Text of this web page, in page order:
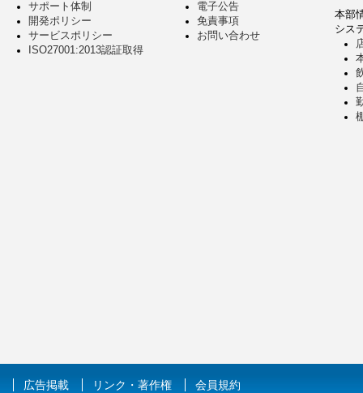
サポート体制
開発ポリシー
サービスポリシー
ISO27001:2013認証取得
電子公告
免責事項
お問い合わせ
本部
シス
広告掲載 リンク・著作権 会員規約